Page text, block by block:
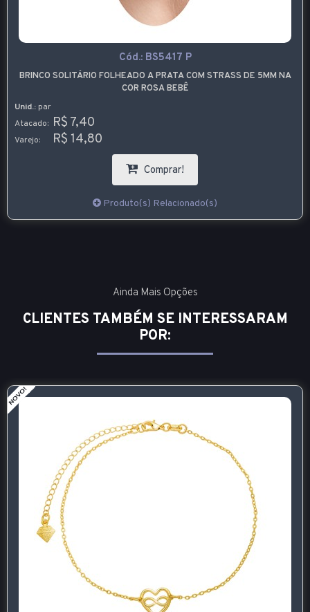
Cód.: BS5417 P
BRINCO SOLITÁRIO FOLHEADO A PRATA COM STRASS DE 5MM NA
COR ROSA BEBÊ
Unid.: par
Atacado: R$ 7,40
Varejo: R$ 14,80
Comprar!
Produto(s) Relacionado(s)
Ainda Mais Opções
CLIENTES TAMBÉM SE INTERESSARAM
POR: